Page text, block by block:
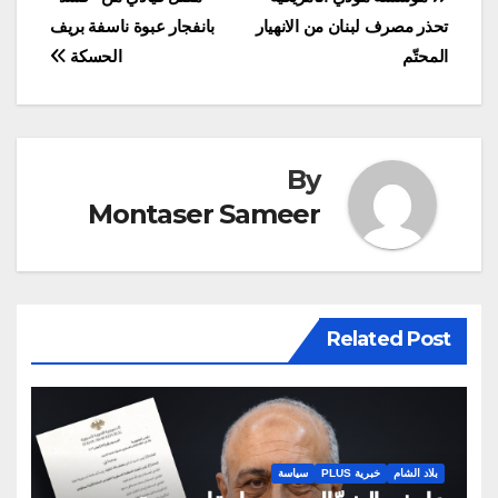
التي زرعت بالبذار
الفاسدة (البذار الأميركية)
هي معروفة والمزارعون
المقالات
بانفجار عبوة ناسفة بريف
الحسكة
تحذر مصرف لبنان من الانهيار
المحتّم
By
Montaser Sameer
Related Post
بلاد الشام خبرية PLUS سياسة